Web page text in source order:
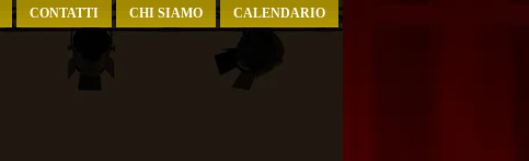
CALENDARIO
CHI SIAMO
CONTATTI